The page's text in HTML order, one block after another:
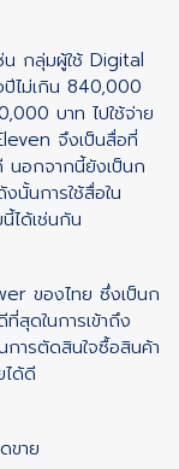
น กลุ่มผู้ใช้ Digital
ไม่เกิน 840,000
บาท ไปใช้จ่าย
จึงเป็นสื่อที่
นอกจากนี้ยังเป็นก
นั้นการใช้สื่อใน
ได้เช่นกัน
ของไทย ซึ่งเป็นก
สุดในการเข้าถึง
ารตัดสินใจซื้อสินค้า
ด้ดี
ขาย